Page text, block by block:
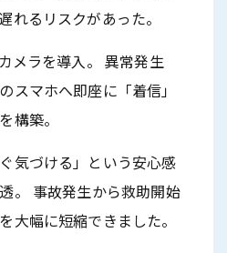
れるリスクがあった。
メラを導入。 異常発生
スマホへ即座に「着信」
構築。
ぐ気づける」という安心感
。 事故発生から救助開始
大幅に短縮できました。